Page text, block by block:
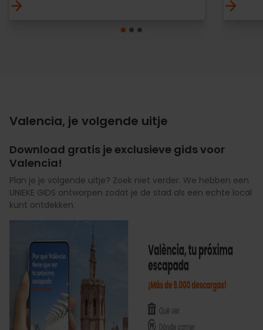
Valencia, je volgende uitje
Download gratis je exclusieve gids voor
Valencia!
Plan je je volgende uitje? Zoek niet verder. We hebben een
UNIEKE GIDS ontworpen zodat je de stad als een echte local
kunt ontdekken.